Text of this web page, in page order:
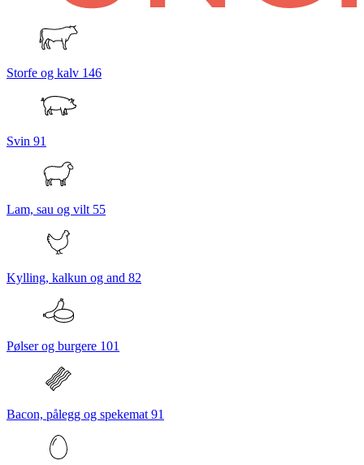
Storfe og kalv 146
Svin 91
Lam, sau og vilt 55
Kylling, kalkun og and 82
Pølser og burgere 101
Bacon, pålegg og spekemat 91